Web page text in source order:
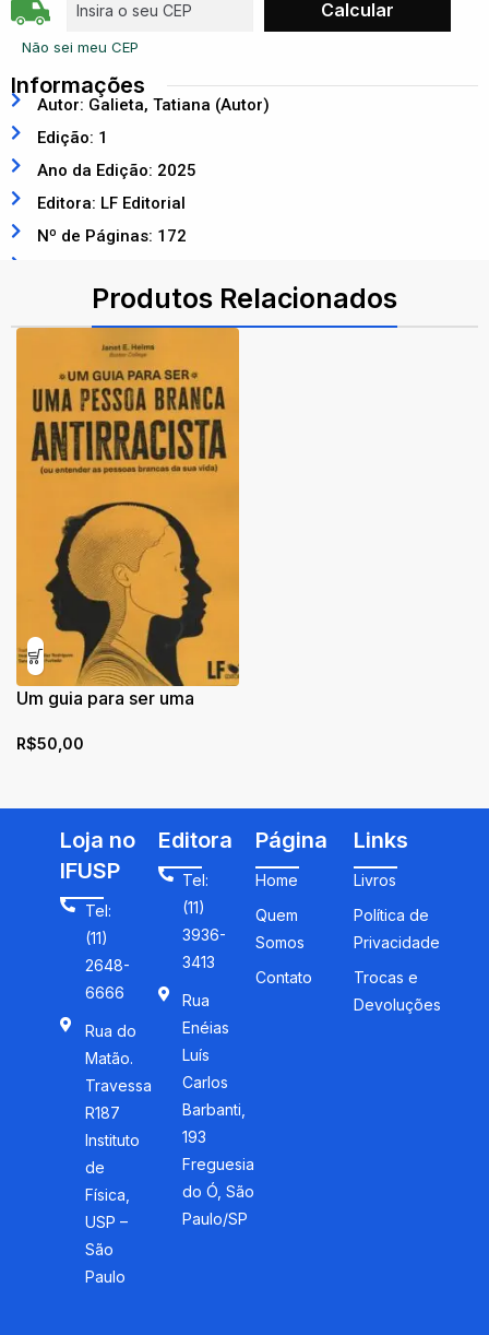
Não sei meu CEP
Informações
Autor: Galieta, Tatiana (Autor)
Edição: 1
Ano da Edição: 2025
Editora: LF Editorial
Nº de Páginas: 172
Produtos Relacionados
Um guia para ser uma
R$50,00
Loja no
IFUSP
Tel:
(11)
2648-
6666
Rua do
Matão.
Travessa
R187
Instituto
de
Física,
USP –
São
Paulo
Editora
Tel:
(11)
3936-
3413
Rua
Enéias
Luís
Carlos
Barbanti,
193
Freguesia
do Ó, São
Paulo/SP
Página
Home
Quem
Somos
Contato
Links
Livros
Política de
Privacidade
Trocas e
Devoluções